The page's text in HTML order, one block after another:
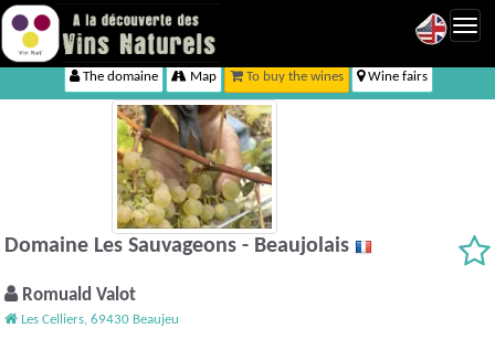
The domaine Map To buy the wines Wine fairs
Domaine Les Sauvageons - Beaujolais
Romuald Valot
Les Celliers, 69430 Beaujeu